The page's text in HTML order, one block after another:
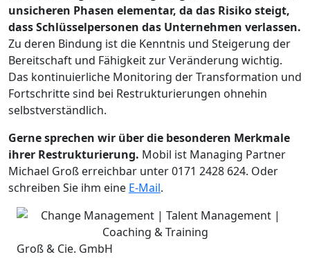
unsicheren Phasen elementar, da das Risiko steigt,
dass Schlüsselpersonen das Unternehmen verlassen.
Zu deren Bindung ist die Kenntnis und Steigerung der
Bereitschaft und Fähigkeit zur Veränderung wichtig.
Das kontinuierliche Monitoring der Transformation und
Fortschritte sind bei Restrukturierungen ohnehin
selbstverständlich.
Gerne sprechen wir über die besonderen Merkmale
ihrer Restrukturierung. Mobil ist Managing Partner
Michael Groß erreichbar unter 0171 2428 624. Oder
schreiben Sie ihm eine E-Mail.
Groß & Cie. GmbH